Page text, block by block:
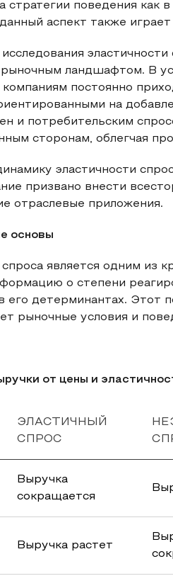
стратегии поведения как
аспект также
ландшафтом. В
компаниям постоянно
на
и потребительским
сторонам, облегчая
эластичности
призвано внести
отраслевые приложения.
основы
спроса является одним из
о степени
его детерминантах. Этот
рыночные условия и
от цены и
ЭЛАСТИЧНЫЙ
СПРОС
Выручка
сокращается
Выручка растет